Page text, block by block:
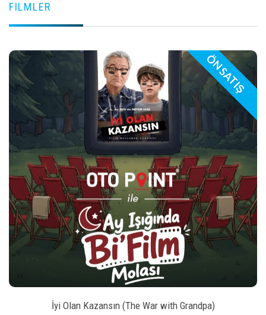
FILMLER
play_arrow
style BILET SATIN AL
ÖN SATIŞ
İyi Olan Kazansın (The War with Grandpa)